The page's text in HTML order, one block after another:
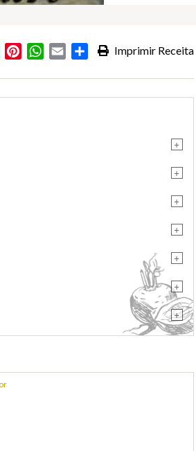
Imprimir Receita
FacebookPinterestWhatsApp
Email Partilhar
+
+
+
+
+
+
+